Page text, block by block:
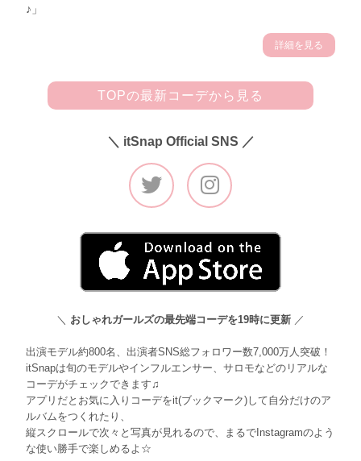
♪」
詳細を見る
TOPの最新コーデから見る
＼ itSnap Official SNS ／
＼ おしゃれガールズの最先端コーデを19時に更新 ／
出演モデル約800名、出演者SNS総フォロワー数7,000万人突破！
itSnapは旬のモデルやインフルエンサー、サロモなどのリアルな
コーデがチェックできます♫
アプリだとお気に入りコーデをit(ブックマーク)して自分だけのア
ルバムをつくれたり、
縦スクロールで次々と写真が見れるので、まるでInstagramのよう
な使い勝手で楽しめるよ☆